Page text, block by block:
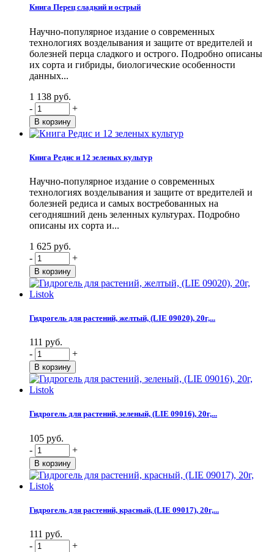
Книга Перец сладкий и острый
Научно-популярное издание о современных
технологиях возделывания и защите от вредителей и
болезней перца сладкого и острого. Подробно описаны
их сорта и гибриды, биологические особенности
данных...
1 138 руб.
-
+
Книга Редис и 12 зеленых культур
Научно-популярное издание о современных
технологиях возделывания и защите от вредителей и
болезней редиса и самых востребованных на
сегодняшний день зеленных культурах. Подробно
описаны их сорта и...
1 625 руб.
-
+
Гидрогель для растений, желтый, (LIE 09020), 20г,...
111 руб.
-
+
Гидрогель для растений, зеленый, (LIE 09016), 20г,...
105 руб.
-
+
Гидрогель для растений, красный, (LIE 09017), 20г,...
111 руб.
-
+